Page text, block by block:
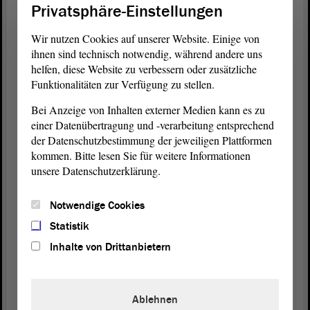
nur nützlich, sondern auch moralisch geboten.
Rückkehr zu alten Regelungen
„Das von der AfD Geforderte soll tief an unseren moralischen
Grundwerten rütteln“, stellte Wulf Gallert (DIE LINKE)fest. Die
Diskussion sei geprägt von Zynismus und Scheinheiligkeit. Gallert
sei nämlich längst geregelt, dass Straftäter und Gefährder keinen
subsidiären Schutz erhalten. Maximal 2 000 Menschen kämen
aufgrund des Familiennachzugs nach Sachsen-Anhalt, so Gallert.
Eine Frage der Menschlichkeit
denn er erleichtere das Ankommen und die Integration von
Geflüchteten, erklärte
GRÜNEN). „Wer sich um seine Liebsten existenzielle Sorgen macht,
Privatsphäre-Einstellungen
Wir nutzen Cookies auf unserer Website. Einige von
ihnen sind technisch notwendig, während andere uns
helfen, diese Website zu verbessern oder zusätzliche
Funktionalitäten zur Verfügung zu stellen.
Bei Anzeige von Inhalten externer Medien kann es zu
einer Datenübertragung und -verarbeitung entsprechend
der Datenschutzbestimmung der jeweiligen Plattformen
kommen. Bitte lesen Sie für weitere Informationen
unsere Datenschutzerklärung.
Notwendige Cookies
Statistik
Inhalte von Drittanbietern
Ablehnen